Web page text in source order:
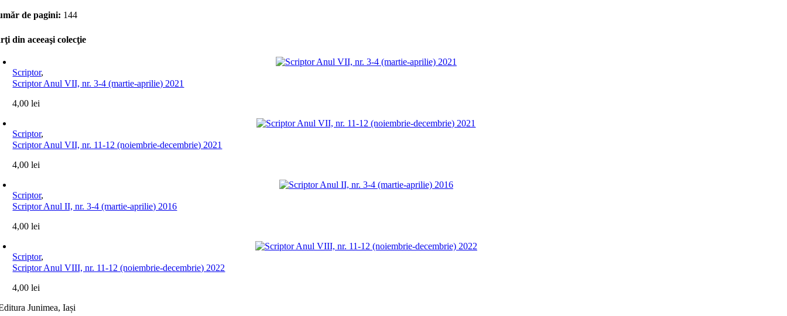
de pagini: 144
din aceeaşi colecţie
Scriptor,
Scriptor Anul VII, nr. 3-4 (martie-aprilie) 2021
4,00lei
Scriptor,
Scriptor Anul VII, nr. 11-12 (noiembrie-decembrie) 2021
4,00lei
Scriptor,
Scriptor Anul II, nr. 3-4 (martie-aprilie) 2016
4,00lei
Scriptor,
Scriptor Anul VIII, nr. 11-12 (noiembrie-decembrie) 2022
4,00lei